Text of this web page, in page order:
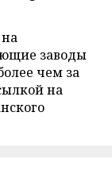
заводы
чем за
на